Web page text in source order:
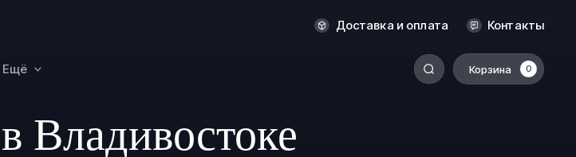
Доставка и оплата Контакты
Ещё Корзина 0
Оренбург
Ростов-на-Дону
Самара
Владивостоке